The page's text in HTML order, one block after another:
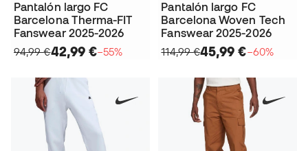
Pantalón largo FC
Barcelona Therma-FIT
Fanswear 2025-2026
94,99 €42,99 €−55%
Pantalón largo FC
Barcelona Woven Tech
Fanswear 2025-2026
114,99 €45,99 €−60%